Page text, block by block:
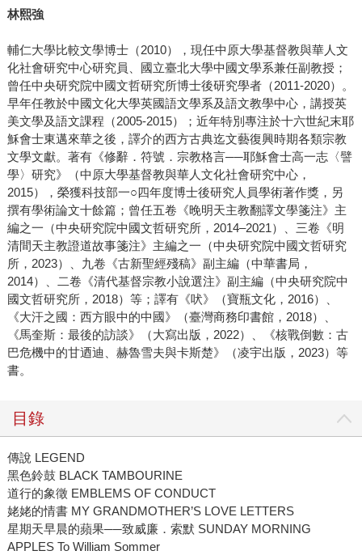
林熙強
輔仁大學比較文學博士（2010），現任中原大學基督教與華人文
化社會研究中心研究員、國立臺北大學中國文學系兼任副教授；
曾任中央研究院中國文哲研究所博士後研究學者（2011-2020）。
早年任教於中國文化大學英國語文學系及語文教學中心，講授英
美文學及語文課程（2005-2015）；近年特別專注於十六世紀末耶
穌會士東邁來華之後，譯介的西方古典迄文藝復興時期各類宗教
文學文獻。著有《修辭．符號．宗教格言──耶穌會士高一志〈譬
學〉研究》（中原大學基督教與華人文化社會研究中心，
2015），榮獲科技部一○四年度博士後研究人員學術著作獎，另
撰有學術論文十餘篇；曾任五卷《晚明天主教翻譯文學箋注》主
編之一（中央研究院中國文哲研究所，2014–2021）、三卷《明
清間天主教證道故事箋注》主編之一（中央研究院中國文哲研究
所，2023）、九卷《古新聖經殘稿》副主編（中華書局，
2014）、二卷《清代基督宗教小說選注》副主編（中央研究院中
國文哲研究所，2018）等；譯有《吠》（寶瓶文化，2016）、
《大汗之國：西方眼中的中國》（臺灣商務印書館，2018）、
《馬奎斯：最後的訪談》（大寫出版，2022）、《核戰倒數：古
巴危機中的甘迺迪、赫魯雪夫與卡斯楚》（凌宇出版，2023）等
書。
目錄
傳說 LEGEND
黑色鈴鼓 BLACK TAMBOURINE
道行的象徵 EMBLEMS OF CONDUCT
姥姥的情書 MY GRANDMOTHER’S LOVE LETTERS
星期天早晨的蘋果──致威廉．索默 SUNDAY MORNING
APPLES To William Sommer